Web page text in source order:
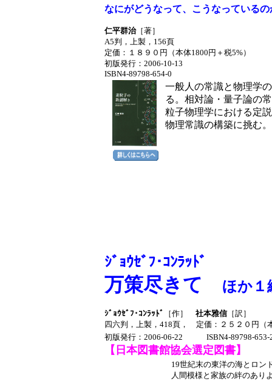
なにがどうなって、こうなっている
仁平群治［著］
A5判，上製，156頁
定価：１８９０円（本体1800円＋税5%）
初版発行：2006-10-13
ISBN4-89798-654-0
一般人の常識と物理学
る。相対論・量子論の
粒子物理学における定
物理常識の構築に挑む。
ｼﾞｮｳｾﾞﾌ･ｺﾝﾗｯﾄﾞ
万策尽きて ほか１
ｼﾞｮｳｾﾞﾌ･ｺﾝﾗｯﾄﾞ ［作］ 社本雅信［訳］
四六判，上製，418頁， 定価：２５２０円
初版発行：2006-06-22 ISBN4-89798-653-
【日本図書館協会選定図書】
19世紀末の東洋の海とロン
人間模様と家族の絆のあり